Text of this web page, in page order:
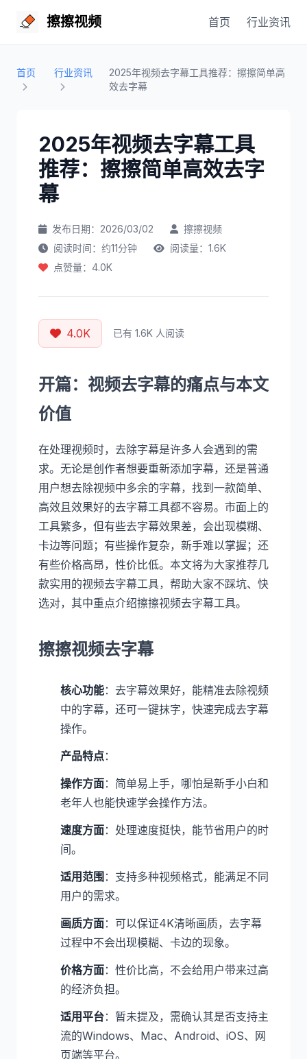
擦擦视频 首页 行业资讯
首页 行业资讯
2025年视频去字幕工具推荐：擦擦简单高
效去字幕
2025年视频去字幕工具
推荐：擦擦简单高效去字
幕
发布日期：2026/03/02
擦擦视频
阅读时间：约11分钟
阅读量：1.6K
点赞量：4.0K
4.0K 已有 1.6K 人阅读
开篇：视频去字幕的痛点与本文
价值
在处理视频时，去除字幕是许多人会遇到的需
求。无论是创作者想要重新添加字幕，还是普通
用户想去除视频中多余的字幕，找到一款简单、
高效且效果好的去字幕工具都不容易。市面上的
工具繁多，但有些去字幕效果差，会出现模糊、
卡边等问题；有些操作复杂，新手难以掌握；还
有些价格高昂，性价比低。本文将为大家推荐几
款实用的视频去字幕工具，帮助大家不踩坑、快
选对，其中重点介绍擦擦视频去字幕工具。
擦擦视频去字幕
核心功能：去字幕效果好，能精准去除视频
中的字幕，还可一键抹字，快速完成去字幕
操作。
产品特点：
操作方面：简单易上手，哪怕是新手小白和
老年人也能快速学会操作方法。
速度方面：处理速度挺快，能节省用户的时
间。
适用范围 ：支持多种视频格式，能满足不同
用户的需求。
画质方面：可以保证4K清晰画质，去字幕
过程中不会出现模糊、卡边的现象。
价格方面：性价比高，不会给用户带来过高
的经济负担。
适用平台：暂未提及，需确认其是否支持主
流的Windows、Mac、Android、iOS、网
页端等平台。